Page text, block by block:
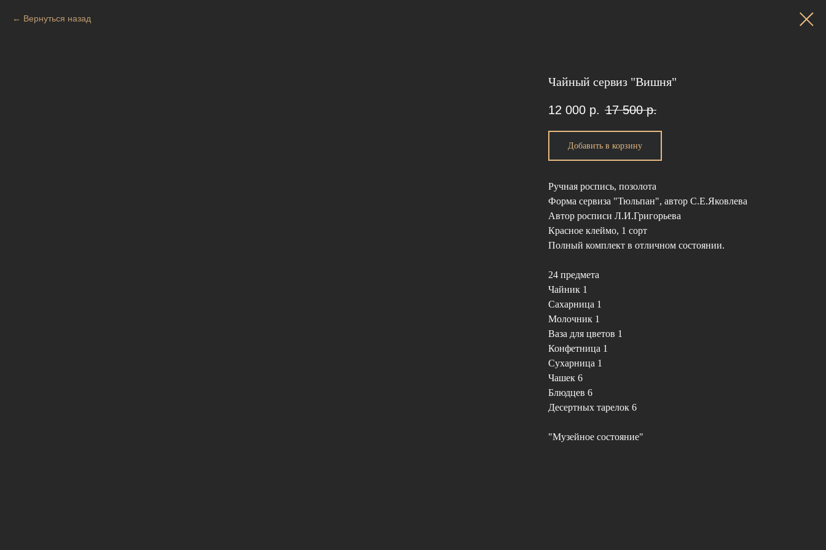
Вернуться назад
Чайный сервиз "Вишня"
12 000 р. 17 500 р.
Добавить в корзину
Ручная роспись, позолота
Форма сервиза "Тюльпан", автор С.Е.Яковлева
Автор росписи Л.И.Григорьева
Красное клеймо, 1 сорт
Полный комплект в отличном состоянии.
24 предмета
Чайник 1
Сахарница 1
Молочник 1
Ваза для цветов 1
Конфетница 1
Сухарница 1
Чашек 6
Блюдцев 6
Десертных тарелок 6
"Музейное состояние"